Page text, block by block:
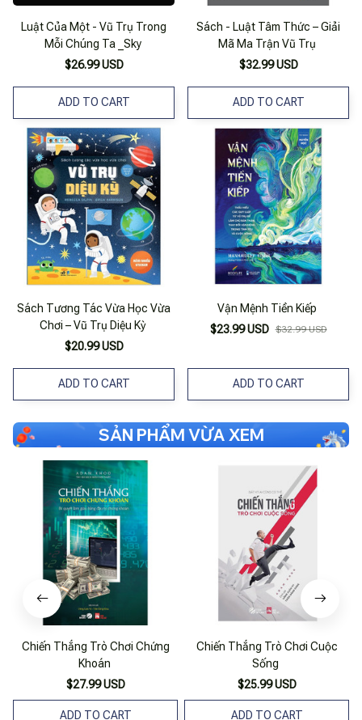
Luật Của Một - Vũ Trụ Trong
Mỗi Chúng Ta _Sky
$26.99 USD
ADD TO CART
Sách - Luật Tâm Thức – Giải
Mã Ma Trận Vũ Trụ
$32.99 USD
ADD TO CART
Sách Tương Tác Vừa Học Vừa
Chơi – Vũ Trụ Diệu Kỳ
$20.99 USD
ADD TO CART
Vận Mệnh Tiền Kiếp
$23.99 USD $32.99 USD
ADD TO CART
SẢN PHẨM VỪA XEM
Chiến Thắng Trò Chơi Chứng
Khoán
$27.99 USD
ADD TO CART
Chiến Thắng Trò Chơi Cuộc
Sống
$25.99 USD
ADD TO CART